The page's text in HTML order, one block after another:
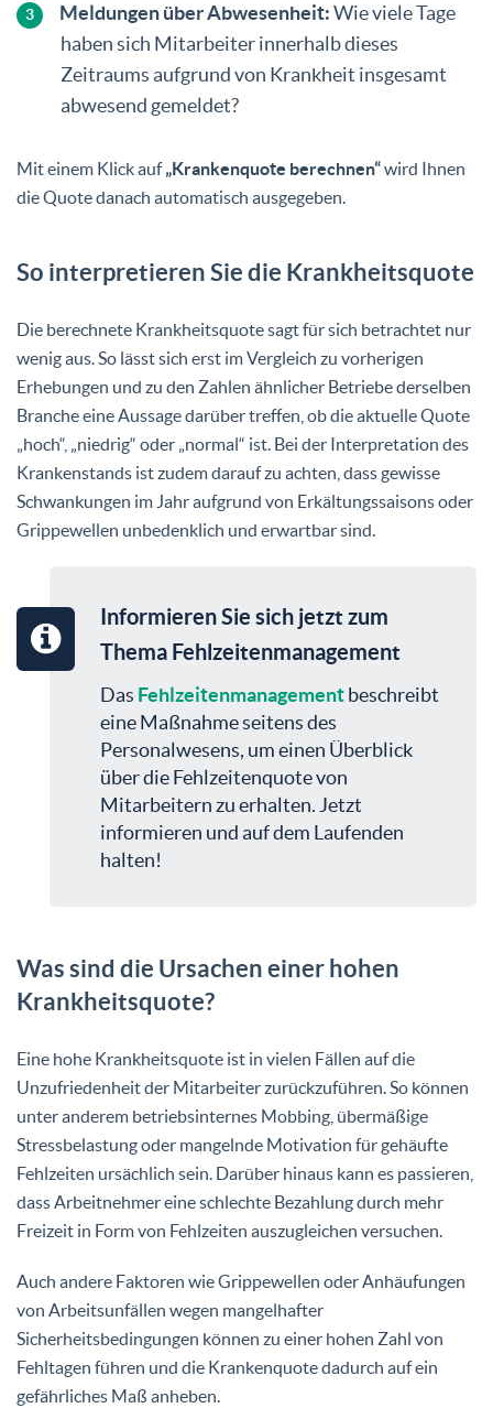
Meldungen über Abwesenheit:Wie viele Tage
haben sich Mitarbeiter innerhalb dieses
Zeitraums aufgrund von Krankheit insgesamt
abwesend gemeldet?
Mit einem Klick auf„Krankenquote berechnen“wird Ihnen
die Quote danach automatisch ausgegeben.
So interpretieren Sie die Krankheitsquote
Die berechnete Krankheitsquote sagt für sich betrachtet nur
wenig aus. So lässt sich erst im Vergleich zu vorherigen
Erhebungen und zu den Zahlen ähnlicher Betriebe derselben
Branche eine Aussage darüber treffen, ob die aktuelle Quote
„hoch“, „niedrig“ oder „normal“ ist. Bei der Interpretation des
Krankenstands ist zudem darauf zu achten, dass gewisse
Schwankungen im Jahr aufgrund von Erkältungssaisons oder
Grippewellen unbedenklich und erwartbar sind.
Informieren Sie sich jetzt zum
Thema Fehlzeitenmanagement
Das Fehlzeitenmanagementbeschreibt
eine Maßnahme seitens des
Personalwesens, um einen Überblick
über die Fehlzeitenquote von
Mitarbeitern zu erhalten. Jetzt
informieren und auf dem Laufenden
halten!
Was sind die Ursachen einer hohen
Krankheitsquote?
Eine hohe Krankheitsquote ist in vielen Fällen auf die
Unzufriedenheit der Mitarbeiter zurückzuführen. So können
unter anderem betriebsinternes Mobbing, übermäßige
Stressbelastung oder mangelnde Motivation für gehäufte
Fehlzeiten ursächlich sein. Darüber hinaus kann es passieren,
dass Arbeitnehmer eine schlechte Bezahlung durch mehr
Freizeit in Form von Fehlzeiten auszugleichen versuchen.
Auch andere Faktoren wie Grippewellen oder Anhäufungen
von Arbeitsunfällen wegen mangelhafter
Sicherheitsbedingungen können zu einer hohen Zahl von
Fehltagen führen und die Krankenquote dadurch auf ein
gefährliches Maß anheben.